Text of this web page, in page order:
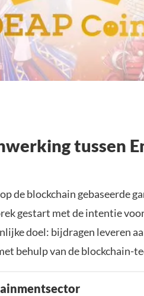
tussen
de blockchain gebaseerde
gestart met de intentie
doel: bijdragen leveren
behulp van de blockchain-